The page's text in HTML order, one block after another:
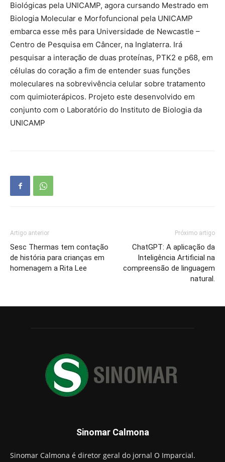
Biológicas pela UNICAMP, agora cursando Mestrado em
Biologia Molecular e Morfofuncional pela UNICAMP
embarca esse mês para Universidade de Newcastle –
Centro de Pesquisa em Câncer, na Inglaterra. Irá
pesquisar a interação de duas proteínas, PTK2 e p68, em
células do coração a fim de entender suas funções
moleculares na sobrevivência celular sobre tratamento
com quimioterápicos. Projeto este desenvolvido em
conjunto com o Laboratório do Instituto de Biologia da
UNICAMP
Artigo anterior
Sesc Thermas tem contação
de história para crianças em
homenagem a Rita Lee
Próximo artigo
ChatGPT: A aplicação da
Inteligência Artificial na
compreensão de linguagem
natural.
Sinomar Calmona
Sinomar Calmona é diretor geral do jornal O Imparcial.